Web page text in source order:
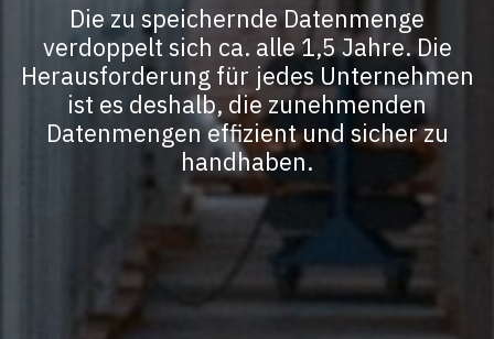
Die zu speichernde Datenmenge
verdoppelt sich ca. alle 1,5 Jahre. Die
Herausforderung für jedes Unternehmen
ist es deshalb, die zunehmenden
Datenmengen effizient und sicher zu
handhaben.